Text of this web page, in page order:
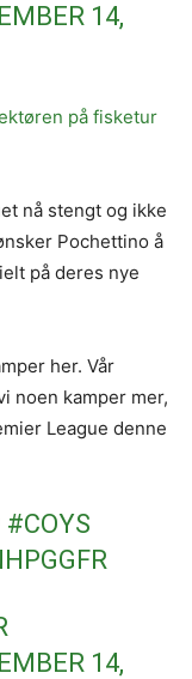
14,
på fisketur
nå stengt og ikke
Pochettino å
på deres nye
her. Vår
noen kamper mer,
League denne
#COYS
14,